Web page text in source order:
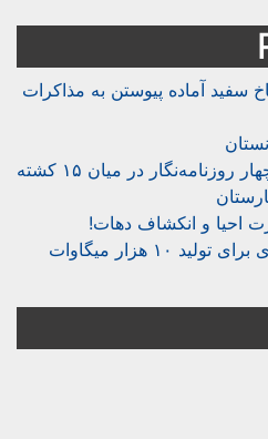
آماده پیوستن به مذاکرات
مقامات غزه می‌گویند چهار روزنامه‌نگار در میان ۱۵ کشته
و انکشاف دهات!
قرارداد ۱۰ میلیارد دالری برای تولید ۱۰ هزار میگاوات